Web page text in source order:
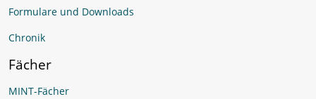
Formulare und Downloads
Chronik
Fächer
MINT-Fächer